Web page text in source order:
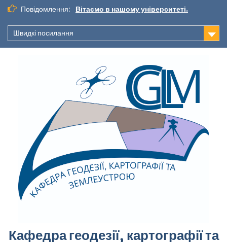
Повідомлення: Вітаємо в нашому університеті.
Швидкі посилання
Кафедра геодезії, картографії та